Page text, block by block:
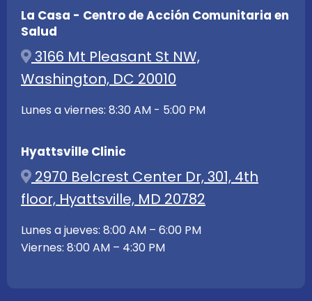
La Casa - Centro de Acción Comunitaria en
Salud
3166 Mt Pleasant St NW,
Washington, DC 20010
Lunes a viernes: 8:30 AM - 5:00 PM
Hyattsville Clinic
2970 Belcrest Center Dr, 301, 4th
floor, Hyattsville, MD 20782
Lunes a jueves: 8:00 AM – 6:00 PM
Viernes: 8:00 AM – 4:30 PM